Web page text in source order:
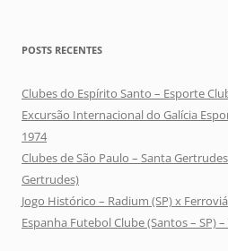
POSTS RECENTES
Clubes do Espírito Santo – Esporte
Excursão Internacional do Galícia
1974
Clubes de São Paulo – Santa
Gertrudes)
Jogo Histórico – Radium (SP) x
Espanha Futebol Clube (Santos – SP)